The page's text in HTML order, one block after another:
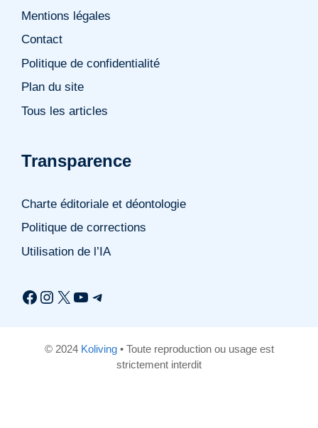
Mentions légales
Contact
Politique de confidentialité
Plan du site
Tous les articles
Transparence
Charte éditoriale et déontologie
Politique de corrections
Utilisation de l’IA
Facebook
Instagram
X YouTube
Telegram
© 2024 Koliving• Toute reproduction ou usage est
strictement interdit